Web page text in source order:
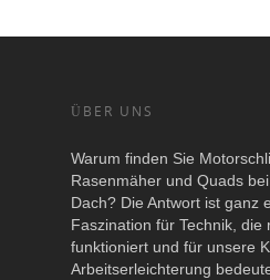
ÜBER UNS
Warum finden Sie
Rasenmäher und Quads
Dach? Die Antwort ist ganz
Faszination für Technik, die
funktioniert und für unsere
Arbeitserleichterung